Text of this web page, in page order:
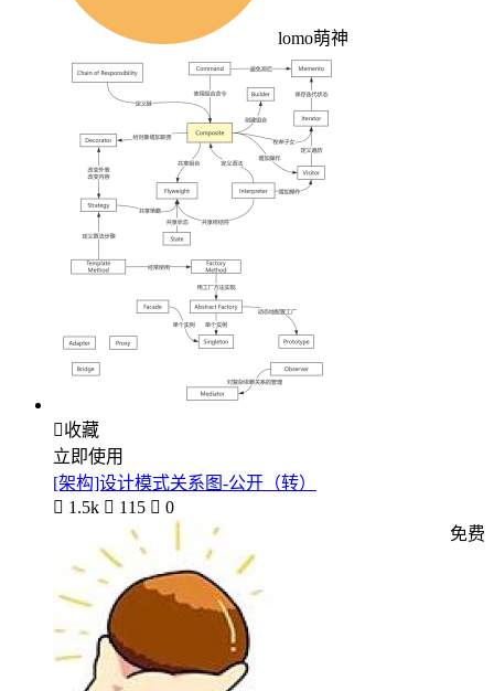
lomo萌神
收藏
立即使用
[架构]设计模式关系图-公开（转）
 1.5k  115  0
免费